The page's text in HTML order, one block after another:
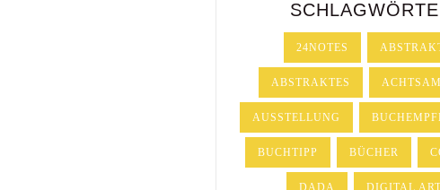
24NOTES
ABSTRAKTES
AUSSTELLUNG
BUCHTIPP BÜCHER
DADA DIGITAL